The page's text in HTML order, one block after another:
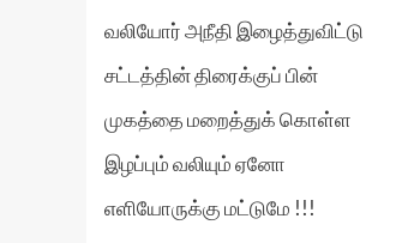
வலியோர் அநீதி இழைத்துவிட்டு
சட்டத்தின் திரைக்குப் பின்
முகத்தை மறைத்துக் கொள்ள
இழப்பும் வலியும் ஏனோ
எளியோருக்கு மட்டுமே !!!